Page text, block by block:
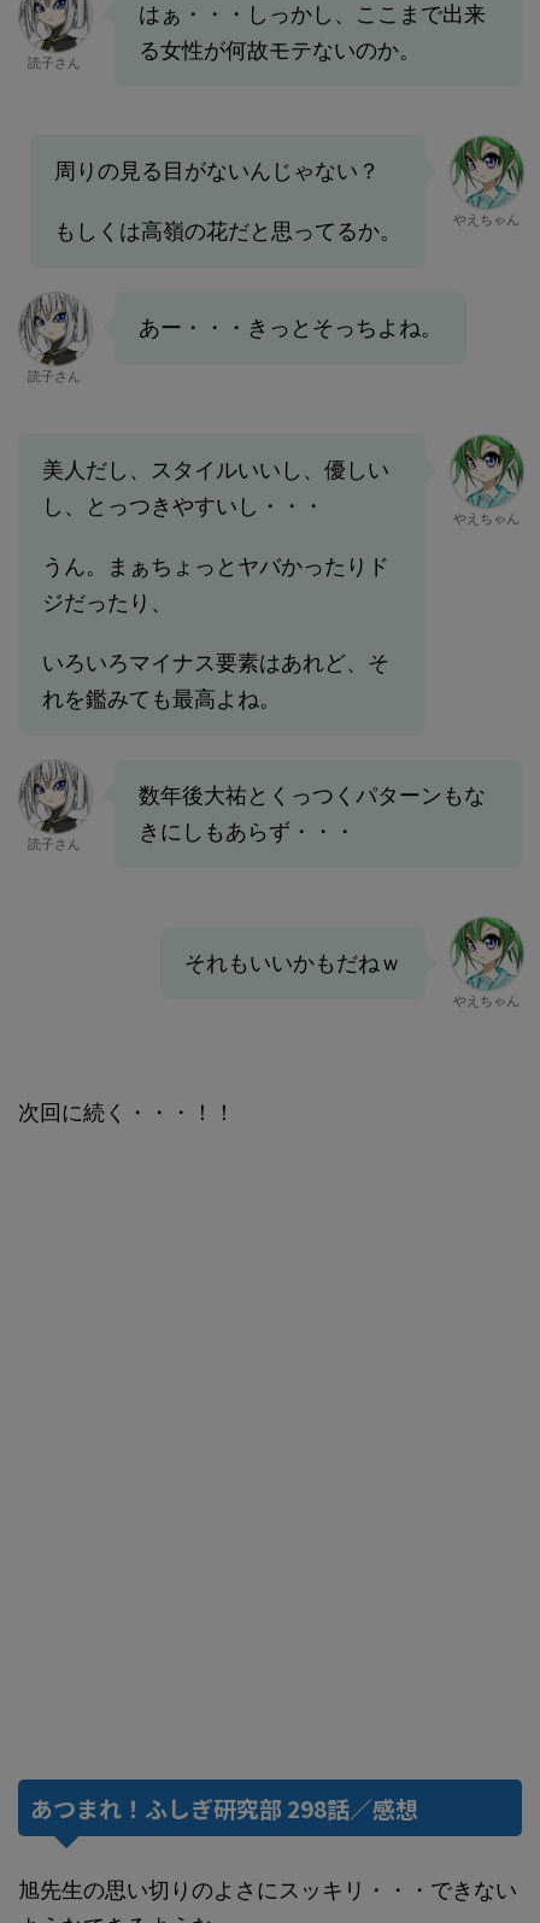
読子さん
はぁ・・・しっかし、ここまで出来
る女性が何故モテないのか。
周りの見る目がないんじゃない？
もしくは高嶺の花だと思ってるか。 やえちゃん
読子さん
あー・・・きっとそっちよね。
美人だし、スタイルいいし、優しい
し、とっつきやすいし・・・
うん。まぁちょっとヤバかったりド
ジだったり、
いろいろマイナス要素はあれど、そ
れを鑑みても最高よね。
やえちゃん
読子さん
数年後大祐とくっつくパターンもな
きにしもあらず・・・
それもいいかもだねｗ
やえちゃん
次回に続く・・・！！
あつまれ！ふしぎ研究部 298話／感想
旭先生の思い切りのよさにスッキリ・・・できない